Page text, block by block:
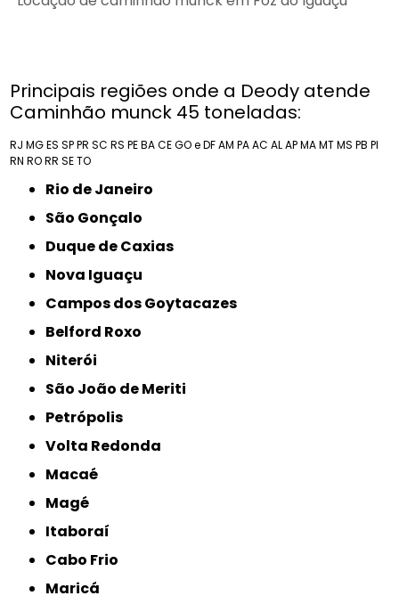
Principais regiões onde a Deody atende
Caminhão munck 45 toneladas:
RJ MGES SPPR SC RS PEBACEGO e DFAM PAAC ALAPMAMTMS PB PI
RN RORR SETO
Rio de Janeiro
São Gonçalo
Duque de Caxias
Nova Iguaçu
Campos dos Goytacazes
Belford Roxo
Niterói
São João de Meriti
Petrópolis
Volta Redonda
Macaé
Magé
Itaboraí
Cabo Frio
Maricá